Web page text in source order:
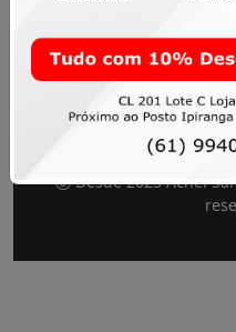
Brasil
Desde 2023 Achei